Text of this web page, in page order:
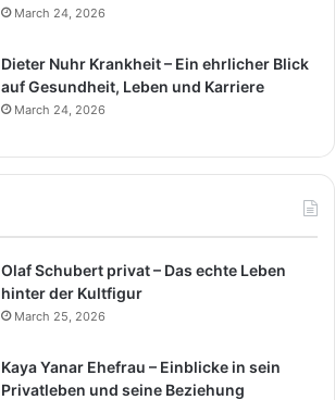
March 24, 2026
Dieter Nuhr Krankheit – Ein ehrlicher Blick
auf Gesundheit, Leben und Karriere
March 24, 2026
Olaf Schubert privat – Das echte Leben
hinter der Kultfigur
March 25, 2026
Kaya Yanar Ehefrau – Einblicke in sein
Privatleben und seine Beziehung